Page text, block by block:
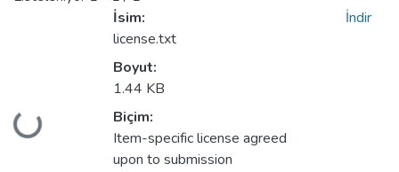
Yükleniyor...
İsim:
license.txt
Boyut:
1.44 KB
Biçim:
Item-specific license agreed
upon to submission
İndir